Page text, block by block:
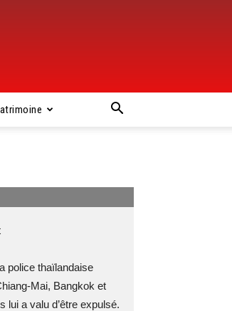
police thaïlandaise
Mai, Bangkok et
lui a valu d’être expulsé.